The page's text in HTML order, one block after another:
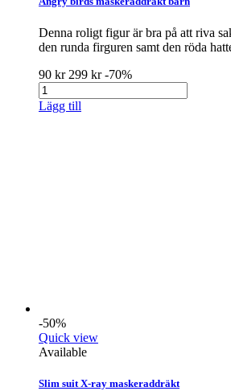
Denna roligt figur är bra på att riva
den runda firguren samt den röda
90 kr 299 kr-70%
Lägg till
-50%
Quick view
Available
Slim suit X-ray maskeraddräkt